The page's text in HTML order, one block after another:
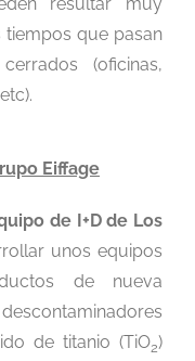
que pasan
(oficinas,
Eiffage
de I+D de Los
unos equipos
de nueva
de titanio (TiO2)